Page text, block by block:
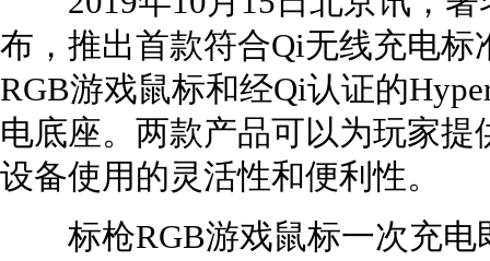
布，推出首款符合Qi无线充电标
RGB游戏鼠标和经Qi认证的
电底座。两款产品可以为玩家
设备使用的灵活性和便利性。
标枪RGB游戏鼠标一次充电